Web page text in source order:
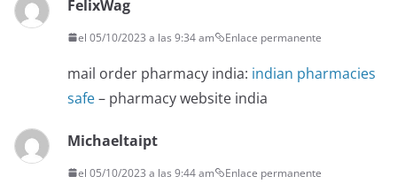
FelixWag
el 05/10/2023 a las 9:34 am Enlace permanente
mail order pharmacy india: indian pharmacies
safe– pharmacy website india
Michaeltaipt
el 05/10/2023 a las 9:44 am Enlace permanente